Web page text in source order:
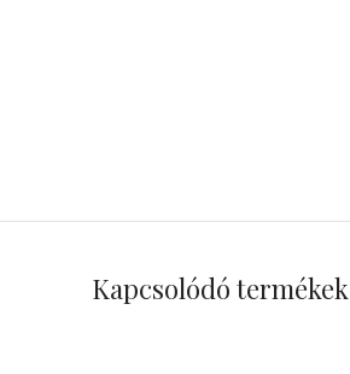
Kapcsolódó termékek